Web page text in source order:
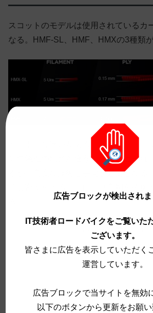
スコットのモデルは使用されているカ
なる。HMF-SL、HMF、HMXの3種類
どのような違いがあるのかというと、
ンの繊維の細さが違う。細ければそれ
るが、高度な技術と手間が必要となる
スポンサーリンク
広告ブロックが検出されま
IT技術者ロードバイクをご覧いた
ございます。
皆さまに広告を表示していただく
運営しています。
広告ブロックで当サイトを無効
以下のボタンから更新をお願い